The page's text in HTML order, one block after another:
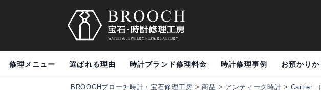
修理メニュー 選ばれる理由 時計ブランド修理料金 時計修理事例 お預かり
BROOCHブローチ時計・宝石修理工房 >商品 > アンティーク時計 > Cartier